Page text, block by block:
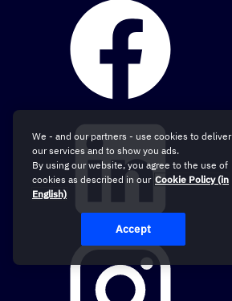
We - and our partners - use cookies to deliver
our services and to show you ads.
By using our website, you agree to the use of
cookies as described in our Cookie Policy (in
English)
Accept